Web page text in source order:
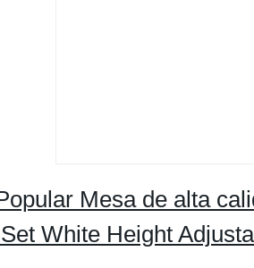
Mesa de alta
White Height